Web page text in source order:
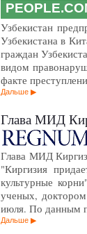
Узбекистан
Узбекистана в
граждан
видом
факте
Дальше
Глава МИД
Глава МИД
"Киргизия
культурные
ученых,
июля. По данным
Дальше